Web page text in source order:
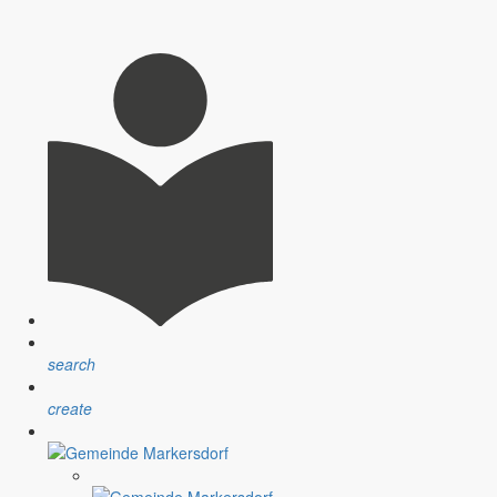
search
create
Sie mir heute bitte ein paar ganz persönliche Worte. Ich
die anderen sprechen über die
immer wieder feststellen, dass nur sehr wenige Menschen
kann nicht darüber hinweg täuschen, dass es in unserem